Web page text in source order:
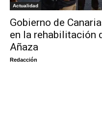
Actualidad
Gobierno de
en la rehabilitación
Añaza
Redacción